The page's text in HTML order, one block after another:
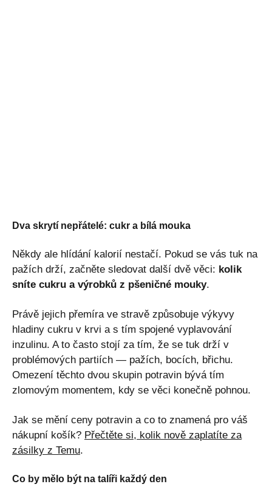
Dva skrytí nepřátelé: cukr a bílá mouka
Někdy ale hlídání kalorií nestačí. Pokud se vás tuk na
pažích drží, začněte sledovat další dvě věci: kolik
sníte cukru a výrobků z pšeničné mouky.
Právě jejich přemíra ve stravě způsobuje výkyvy
hladiny cukru v krvi a s tím spojené vyplavování
inzulinu. A to často stojí za tím, že se tuk drží v
problémových partiích — pažích, bocích, břichu.
Omezení těchto dvou skupin potravin bývá tím
zlomovým momentem, kdy se věci konečně pohnou.
Jak se mění ceny potravin a co to znamená pro váš
nákupní košík? Přečtěte si, kolik nově zaplatíte za
zásilky z Temu.
Co by mělo být na talíři každý den